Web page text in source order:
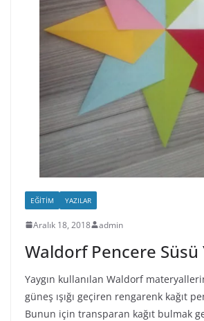
EĞITIM YAZILAR
Aralık 18, 2018 admin
Waldorf Pencere Süsü
Yaygın kullanılan Waldorf
güneş ışığı geçiren rengarenk kağıt
Bunun için transparan kağıt bulmak